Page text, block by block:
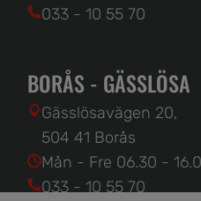
033 - 10 55 70
BORÅS - GÄSSLÖSA
Gässlösavägen 20,
504 41 Borås
Mån - Fre 06.30 -
033 - 10 55 70